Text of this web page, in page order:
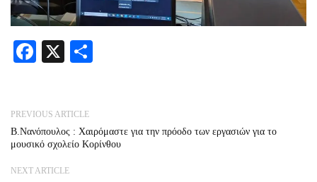
Facebook
X
PREVIOUS ARTICLE
B.Nανόπουλος : Χαιρόμαστε για την πρόοδο των εργασιών για το
μουσικό σχολείο Κορίνθου
NEXT ARTICLE